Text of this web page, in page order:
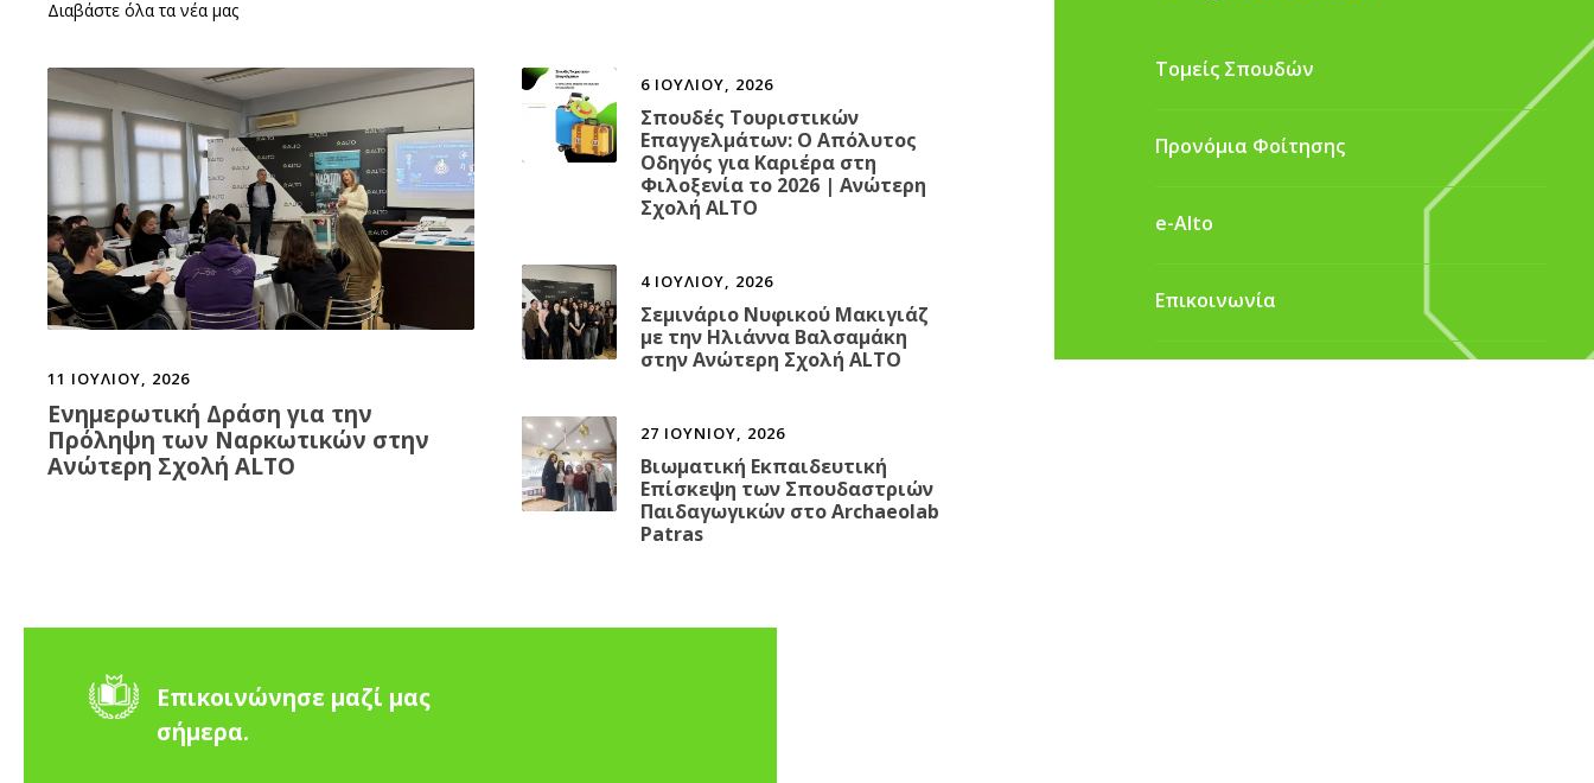
Διαβάστε όλα τα νέα μας
11 ΙΟΥΛΊΟΥ, 2026
Ενημερωτική Δράση για την
Πρόληψη των Ναρκωτικών στην
Ανώτερη Σχολή ALTO
6 ΙΟΥΛΊΟΥ, 2026
Σπουδές Τουριστικών
Επαγγελμάτων: Ο Απόλυτος
Οδηγός για Καριέρα στη
Φιλοξενία το 2026 | Ανώτερη
Σχολή ALTO
4 ΙΟΥΛΊΟΥ, 2026
Σεμινάριο Νυφικού Μακιγιάζ
με την Ηλιάννα Βαλσαμάκη
στην Ανώτερη Σχολή ALTO
27 ΙΟΥΝΊΟΥ, 2026
Βιωματική Εκπαιδευτική
Επίσκεψη των Σπουδαστριών
Παιδαγωγικών στο Archaeolab
Patras
Τομείς Σπουδών
Προνόμια Φοίτησης
e-Alto
Επικοινωνία
Επικοινώνησε μαζί μας
σήμερα.